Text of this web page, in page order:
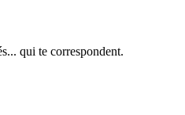
qui te correspondent.